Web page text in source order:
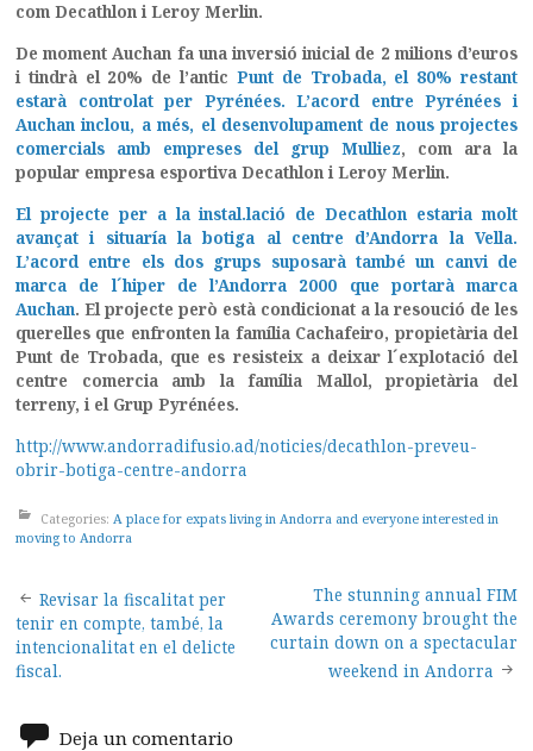
com Decathlon i Leroy Merlin.
De moment Auchan fa una inversió inicial de 2 milions d’euros
i tindrà el 20% de l’antic Punt de Trobada, el 80% restant
estarà controlat per Pyrénées. L’acord entre Pyrénées i
Auchan inclou, a més, el desenvolupament de nous projectes
comercials amb empreses del grup Mulliez, com ara la
popular empresa esportiva Decathlon i Leroy Merlin.
El projecte per a la instal.lació de Decathlon estaria molt
avançat i situaría la botiga al centre d’Andorra la Vella.
L’acord entre els dos grups suposarà també un canvi de
marca de l´hiper de l’Andorra 2000 que portarà marca
Auchan. El projecte però està condicionat a la resoució de les
querelles que enfronten la família Cachafeiro, propietària del
Punt de Trobada, que es resisteix a deixar l´explotació del
centre comercia amb la família Mallol, propietària del
terreny, i el Grup Pyrénées.
http://www.andorradifusio.ad/noticies/decathlon-preveu-
obrir-botiga-centre-andorra
Categories: A place for expats living in Andorra and everyone interested in
moving to Andorra
Post
navigation
Revisar la fiscalitat per
tenir en compte, també, la
intencionalitat en el delicte
fiscal.
The stunning annual FIM
Awards ceremony brought the
curtain down on a spectacular
weekend in Andorra
Deja un comentario